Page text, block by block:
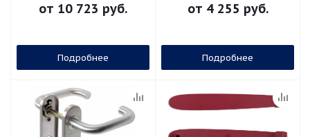
от 10 723 руб.
Подробнее
от 4 255 руб.
Подробнее